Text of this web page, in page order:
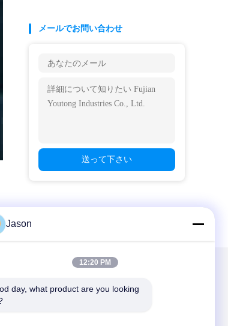
メールでお問い合わせ
送って下さい
Jason
12:20 PM
day, what product are you looking